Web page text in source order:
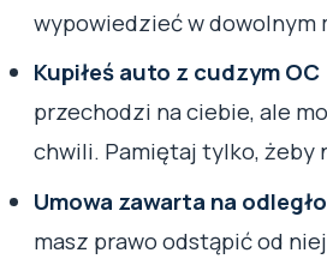
wypowiedzieć w dowolnym
Kupiłeś auto z cudzym
przechodzi na ciebie, ale
chwili. Pamiętaj tylko, żeby
Umowa zawarta na
masz prawo odstąpić od